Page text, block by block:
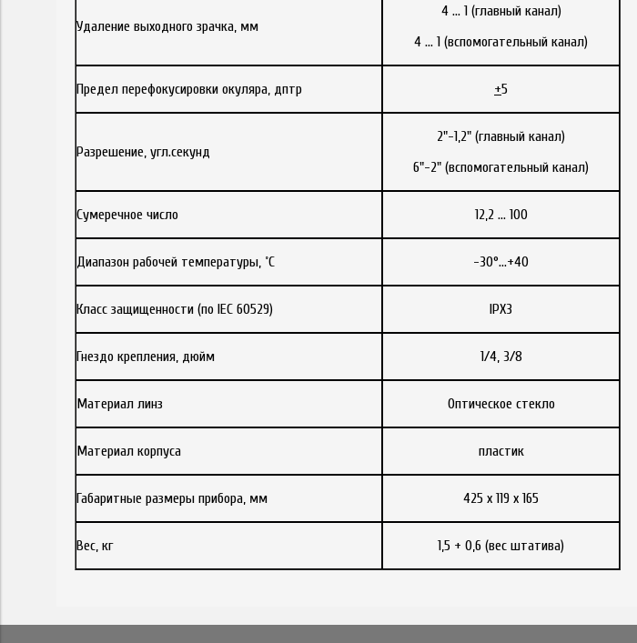
Удаление выходного зрачка, мм
4 ... 1 (главный канал)
4 ... 1 (вспомогательный канал)
Предел перефокусировки окуляра, дптр +5
Разрешение, угл.секунд
2"-1,2" (главный канал)
6"-2" (вспомогательный канал)
Сумеречное число 12,2 … 100
Диапазон рабочей температуры, ˚С -30°…+40
Класс защищенности (по IEC 60529) IPX3
Гнездо крепления, дюйм 1/4, 3/8
Материал линз Оптическое стекло
Материал корпуса пластик
Габаритные размеры прибора, мм 425 х 119 х 165
Вес, кг 1,5 + 0,6 (вес штатива)